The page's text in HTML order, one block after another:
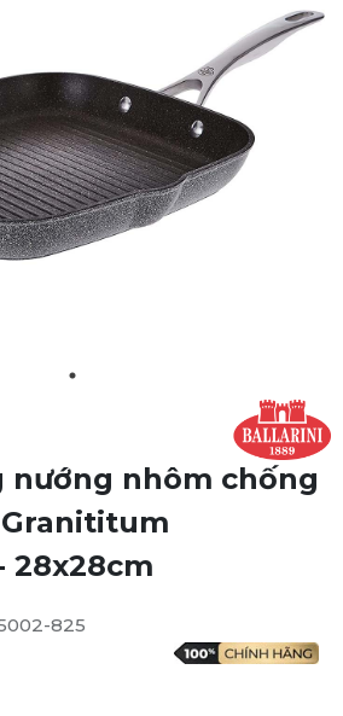
nướng nhôm chống
28x28cm
825